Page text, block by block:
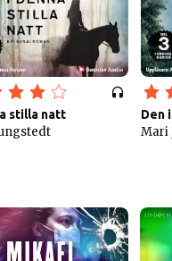
stilla natt Den
Mari